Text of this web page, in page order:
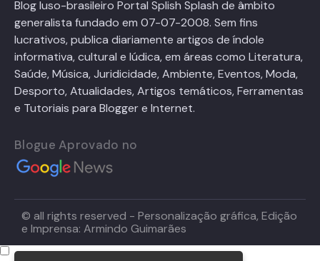
Blog luso-brasileiro Portal Splish Splash de âmbito
generalista fundado em 07-07-2008. Sem fins
lucrativos, publica diariamente artigos de índole
informativa, cultural e lúdica, em áreas como Literatura,
Saúde, Música, Juridicidade, Ambiente, Eventos, Moda,
Desporto, Atualidades, Artigos temáticos, Ferramentas
e Tutoriais para Blogger e Internet.
Blogue Aprovado no
© all rights reserved - Personalização gráfica, Edição
e Imprensa: Armindo Guimarães